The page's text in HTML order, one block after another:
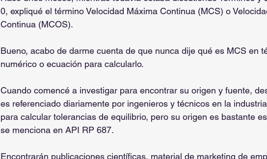
0, expliqué el término Velocidad Máxima Continua (MCS) o
Continua (MCOS).
Bueno, acabo de darme cuenta de que nunca dije qué es MCS en
numérico o ecuación para calcularlo.
Cuando comencé a investigar para encontrar su origen y fuente,
es referenciado diariamente por ingenieros y técnicos en la
para calcular tolerancias de equilibrio, pero su origen es bastante
se menciona en API RP 687.
Encontrarán publicaciones científicas, material de marketing de